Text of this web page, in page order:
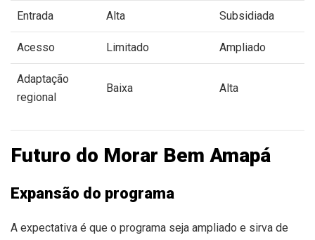
Entrada Alta Subsidiada
Acesso Limitado Ampliado
Adaptação
regional
Baixa Alta
Futuro do Morar Bem Amapá
Expansão do programa
A expectativa é que o programa seja ampliado e sirva de